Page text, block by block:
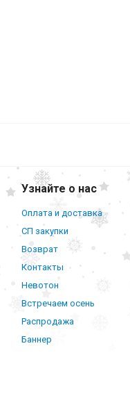
Узнайте о нас
Оплата и доставка
СП закупки
Возврат
Контакты
Невотон
Встречаем осень
Распродажа
Баннер